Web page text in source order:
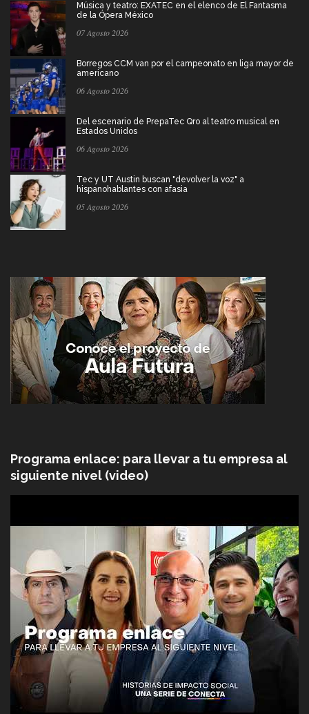
Música y teatro: EXATEC en el elenco de El Fantasma
de la Ópera México
07 Agosto 2026
Borregos CCM van por el campeonato en liga mayor de
americano
06 Agosto 2026
Del escenario de PrepaTec Qro al teatro musical en
Estados Unidos
06 Agosto 2026
Tec y UT Austin buscan "devolver la voz" a
hispanohablantes con afasia
05 Agosto 2026
Programa enlace: para llevar a tu empresa al
siguiente nivel (video)